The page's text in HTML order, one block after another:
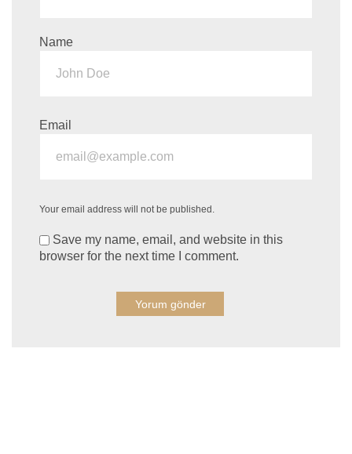
Name
Email
Your email address will not be published.
Save my name, email, and website in this
browser for the next time I comment.